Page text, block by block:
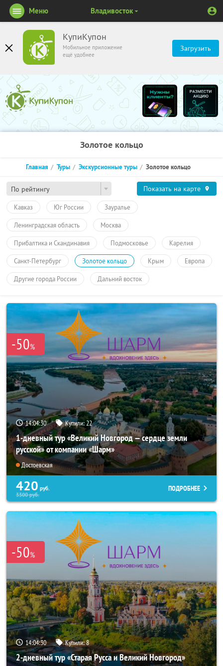
КупиКупон
Мобильное приложение
ещё удобнее
Загрузить
Меню Владивосток
Золотое кольцо
По рейтингу
Главная Туры Экскурсионные туры Золотое кольцо
Показать на карте
Кавказ Юг России Зауралье
Ленинградская область Москва
Прибалтика и Скандинавия Подмосковье Карелия
Санкт-Петербург Золотое кольцо Крым Европа
Другие города России Дальний восток
-50%
14:04:30 Купили: 22
1-дневный тур «Великий Новгород — сердце земли
русской» от компании «Шарм»
Достоевская
420 руб.
3300руб.
ПОДРОБНЕЕ
-50%
14:04:30 Купили:8
2-дневный тур «Старая Русса и Великий Новгород»